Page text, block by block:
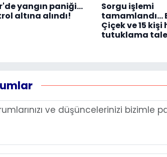
yangın paniği...
altına alındı!
Sorgu işlemi
tamamlandı...
Çiçek ve 15 kişi
tutuklama